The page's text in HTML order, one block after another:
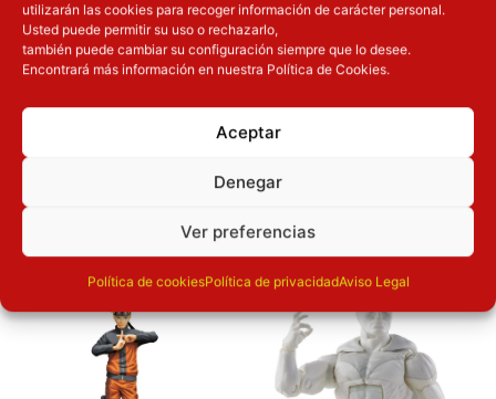
utilizarán las cookies para recoger información de carácter personal.
Usted puede permitir su uso o rechazarlo,
también puede cambiar su configuración siempre que lo desee.
Encontrará más información en nuestra Política de Cookies.
Aceptar
Denegar
Ver preferencias
Política de cookiesPolítica de privacidadAviso Legal
Dimensiones 9cm
Material vinilo
OTROS PRODUCTOS QUE TE
PUEDEN INTERESAR
El precio original era: 69.90€.El precio actual es: 59.41€.
Inicie sesión
El precio original era: 29.90€.
El precio actual es: 22.42€.